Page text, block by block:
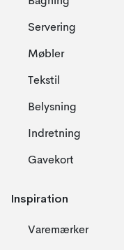
Servering
Møbler
Tekstil
Belysning
Indretning
Gavekort
Inspiration
Varemærker